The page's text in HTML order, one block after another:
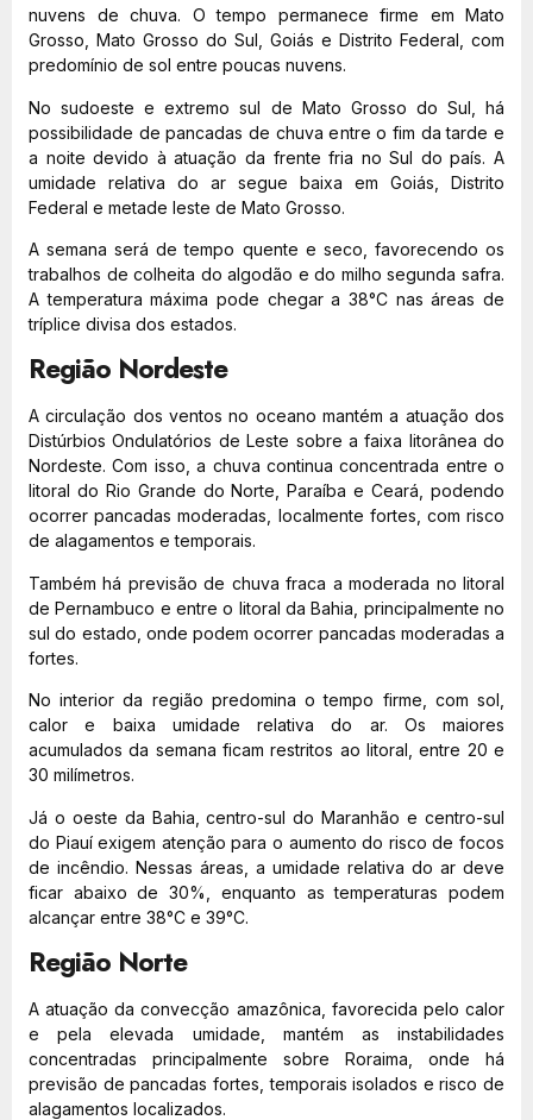
nuvens de chuva. O tempo permanece firme em Mato
Grosso, Mato Grosso do Sul, Goiás e Distrito Federal, com
predomínio de sol entre poucas nuvens.
No sudoeste e extremo sul de Mato Grosso do Sul, há
possibilidade de pancadas de chuva entre o fim da tarde e
a noite devido à atuação da frente fria no Sul do país. A
umidade relativa do ar segue baixa em Goiás, Distrito
Federal e metade leste de Mato Grosso.
A semana será de tempo quente e seco, favorecendo os
trabalhos de colheita do algodão e do milho segunda safra.
A temperatura máxima pode chegar a 38°C nas áreas de
tríplice divisa dos estados.
Região Nordeste
A circulação dos ventos no oceano mantém a atuação dos
Distúrbios Ondulatórios de Leste sobre a faixa litorânea do
Nordeste. Com isso, a chuva continua concentrada entre o
litoral do Rio Grande do Norte, Paraíba e Ceará, podendo
ocorrer pancadas moderadas, localmente fortes, com risco
de alagamentos e temporais.
Também há previsão de chuva fraca a moderada no litoral
de Pernambuco e entre o litoral da Bahia, principalmente no
sul do estado, onde podem ocorrer pancadas moderadas a
fortes.
No interior da região predomina o tempo firme, com sol,
calor e baixa umidade relativa do ar. Os maiores
acumulados da semana ficam restritos ao litoral, entre 20 e
30 milímetros.
Já o oeste da Bahia, centro-sul do Maranhão e centro-sul
do Piauí exigem atenção para o aumento do risco de focos
de incêndio. Nessas áreas, a umidade relativa do ar deve
ficar abaixo de 30%, enquanto as temperaturas podem
alcançar entre 38°C e 39°C.
Região Norte
A atuação da convecção amazônica, favorecida pelo calor
e pela elevada umidade, mantém as instabilidades
concentradas principalmente sobre Roraima, onde há
previsão de pancadas fortes, temporais isolados e risco de
alagamentos localizados.